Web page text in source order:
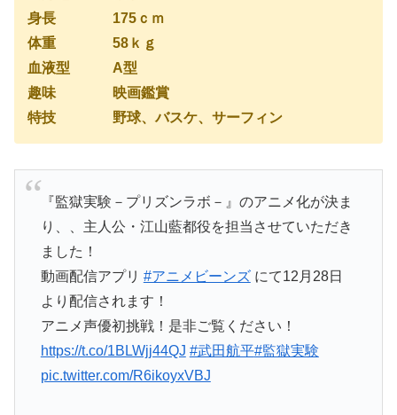
身長 175ｃｍ
体重 58ｋｇ
血液型 A型
趣味 映画鑑賞
特技 野球、バスケ、サーフィン
『監獄実験－プリズンラボ－』のアニメ化が決ま
り、、主人公・江山藍都役を担当させていただき
ました！
動画配信アプリ #アニメビーンズにて12月28日
より配信されます！
アニメ声優初挑戦！是非ご覧ください！
https://t.co/1BLWjj44QJ #武田航平#監獄実験
pic.twitter.com/R6ikoyxVBJ